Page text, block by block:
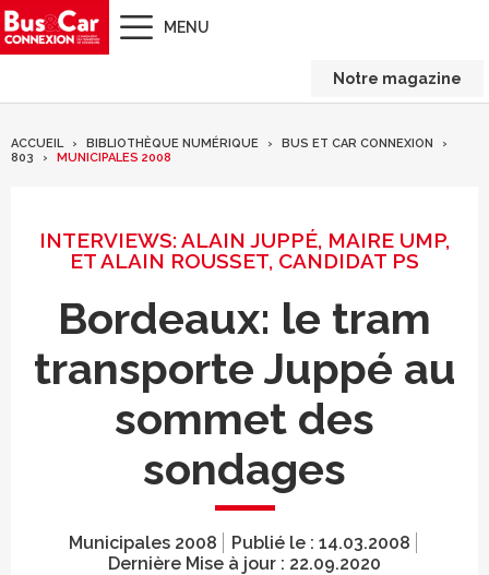
MENU
Notre magazine
ACCUEIL BIBLIOTHÈQUE NUMÉRIQUE
BUS ET CAR CONNEXION
803
MUNICIPALES 2008
INTERVIEWS: ALAIN JUPPÉ, MAIRE UMP,
ET ALAIN ROUSSET, CANDIDAT PS
Bordeaux: le tram
transporte Juppé au
sommet des
sondages
Municipales 2008 Publié le : 14.03.2008
Dernière Mise à jour : 22.09.2020